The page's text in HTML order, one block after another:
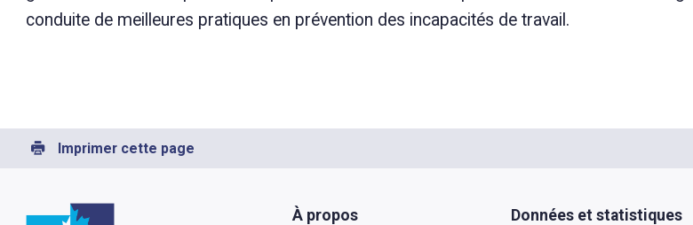
conduite de meilleures pratiques en prévention des incapacités de travail.
Imprimer cette page
Retour à l'Accueil
À propos Données et statistiques